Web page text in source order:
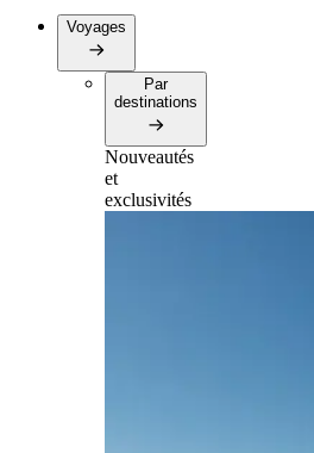
Voyages
Par
destinations
Nouveautés
et
exclusivités